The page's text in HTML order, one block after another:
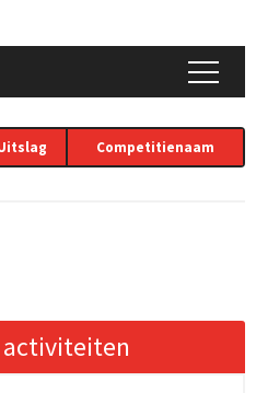
Competitienaam
activiteiten